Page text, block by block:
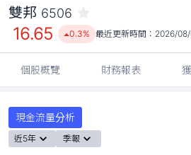
雙邦 6506
16.65 0.3% 最近更新時間： 2026/
個股概覽 財務報表
現金流量分析
近5年 季報